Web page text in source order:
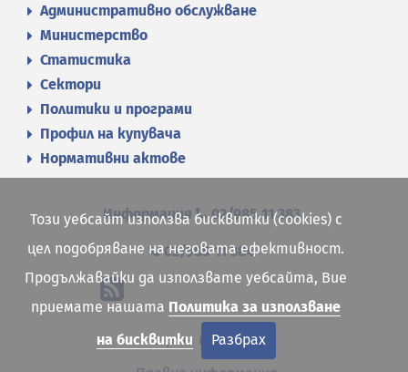
Административно обслужване
Министерство
Статистика
Сектори
Политики и програми
Профил на купувача
Нормативни актове
Информация 02/985 11 383
02/985 11 384
Карта на сайта
Този уебсайт използва бисквитки (cookies) с
цел подобряване на неговата ефективност.
Продължавайки да използвате уебсайта, Вие
приемате нашата Политика за използване
на бисквитки
Разбрах